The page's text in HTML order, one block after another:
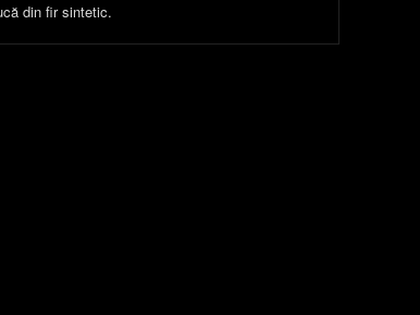
din fir sintetic.